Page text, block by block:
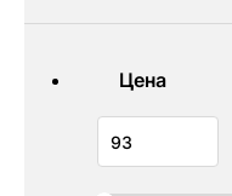
Цена